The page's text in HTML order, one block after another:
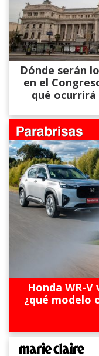
Dónde serán
en el
qué
Honda WR-
¿qué modelo